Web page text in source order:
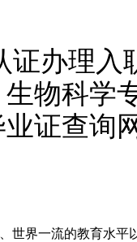
证办理
物科学
证查询
世界一流的教育水